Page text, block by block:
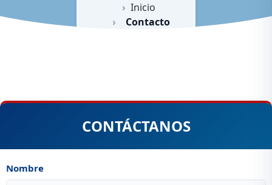
Inicio
Contacto
Nombre